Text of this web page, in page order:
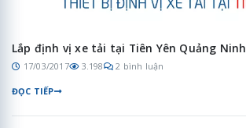
Lắp định vị xe tải tại Tiên Yên Quảng Ninh
17/03/2017 3.198 2 bình luận
ĐỌC TIẾP